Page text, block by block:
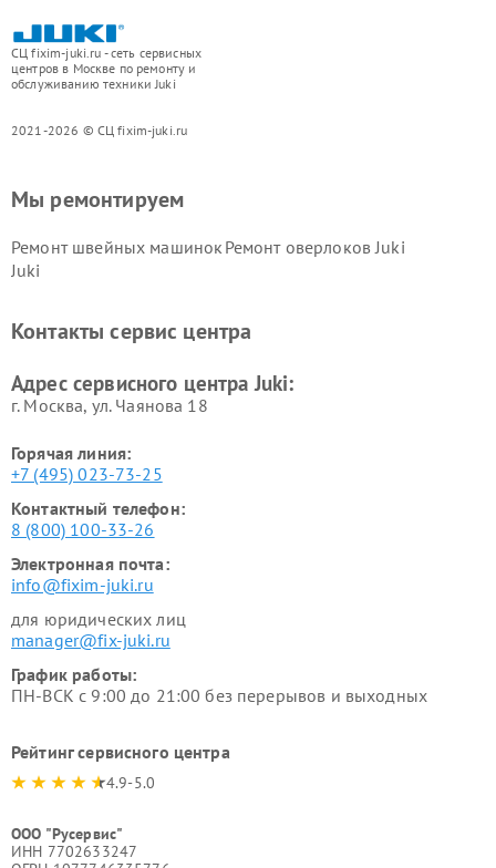
СЦ fixim-juki.ru - сеть сервисных
центров в Москве по ремонту и
обслуживанию техники Juki
2021-2026 © СЦ fixim-juki.ru
Мы ремонтируем
Ремонт швейных машинок
Juki
Ремонт оверлоков Juki
Контакты сервис центра
Адрес сервисного центра Juki:
г. Москва, ул. Чаянова 18
Горячая линия:
+7 (495) 023-73-25
Контактный телефон:
8 (800) 100-33-26
Электронная почта:
info@fixim-juki.ru
для юридических лиц
manager@fix-juki.ru
График работы:
ПН-ВСК с 9:00 до 21:00 без перерывов и выходных
Рейтинг сервисного центра
4.9-5.0
ООО "Русервис"
ИНН 7702633247